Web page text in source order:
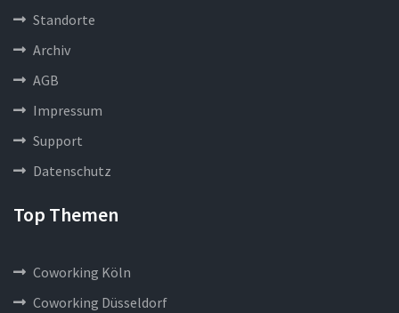
Standorte
Archiv
AGB
Impressum
Support
Datenschutz
Top Themen
Coworking Köln
Coworking Düsseldorf